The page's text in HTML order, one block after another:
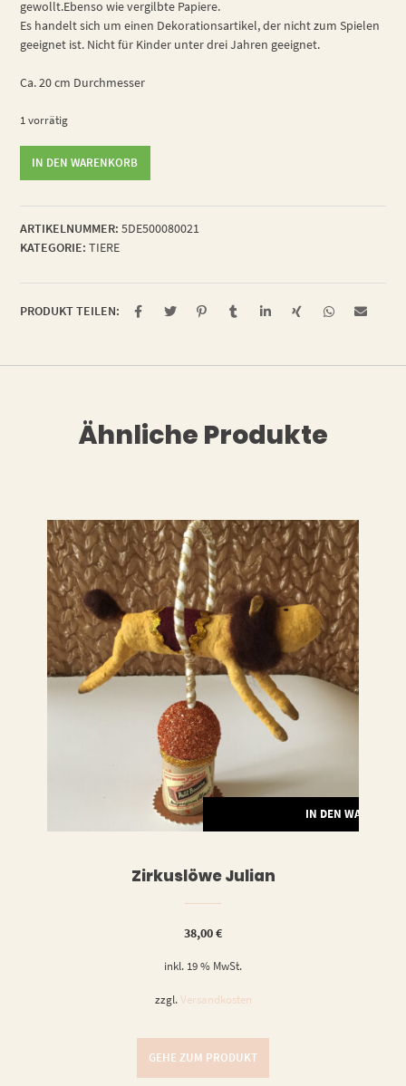
gewollt.Ebenso wie vergilbte Papiere.
Es handelt sich um einen Dekorationsartikel, der nicht zum Spielen
geeignet ist. Nicht für Kinder unter drei Jahren geeignet.
Ca. 20 cm Durchmesser
1 vorrätig
IN DEN WARENKORB
ARTIKELNUMMER: 5DE500080021
KATEGORIE: TIERE
PRODUKT TEILEN:
Ähnliche Produkte
IN DEN
Zirkuslöwe Julian
38,00€
inkl. 19 % MwSt.
zzgl. Versandkosten
GEHE ZUM PRODUKT